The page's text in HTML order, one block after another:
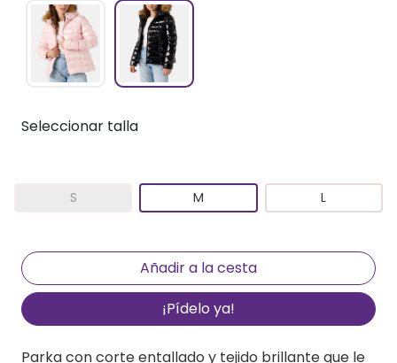
Seleccionar talla
S M L
¡Pídelo ya!
Parka con corte entallado y tejido brillante que le